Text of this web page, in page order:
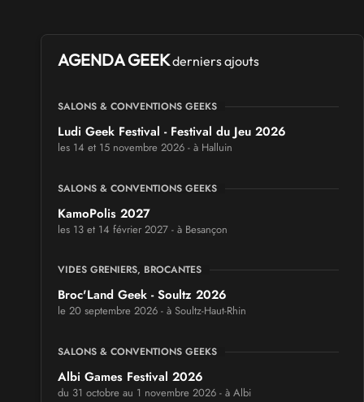
AGENDA GEEKderniers ajouts
SALONS & CONVENTIONS GEEKS
Ludi Geek Festival - Festival du Jeu 2026
les 14 et 15 novembre 2026 - à Halluin
SALONS & CONVENTIONS GEEKS
KamoPolis 2027
les 13 et 14 février 2027 - à Besançon
VIDES GRENIERS, BROCANTES
Broc'Land Geek - Soultz 2026
le 20 septembre 2026 - à Soultz-Haut-Rhin
SALONS & CONVENTIONS GEEKS
Albi Games Festival 2026
du 31 octobre au 1 novembre 2026 - à Albi